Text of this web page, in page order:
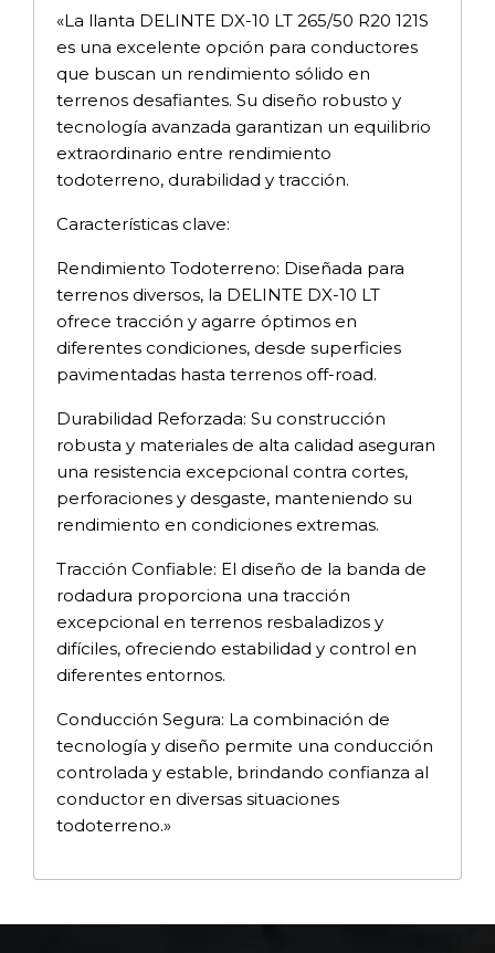
«La llanta DELINTE DX-10 LT 265/50 R20 121S
es una excelente opción para conductores
que buscan un rendimiento sólido en
terrenos desafiantes. Su diseño robusto y
tecnología avanzada garantizan un equilibrio
extraordinario entre rendimiento
todoterreno, durabilidad y tracción.
Características clave:
Rendimiento Todoterreno: Diseñada para
terrenos diversos, la DELINTE DX-10 LT
ofrece tracción y agarre óptimos en
diferentes condiciones, desde superficies
pavimentadas hasta terrenos off-road.
Durabilidad Reforzada: Su construcción
robusta y materiales de alta calidad aseguran
una resistencia excepcional contra cortes,
perforaciones y desgaste, manteniendo su
rendimiento en condiciones extremas.
Tracción Confiable: El diseño de la banda de
rodadura proporciona una tracción
excepcional en terrenos resbaladizos y
difíciles, ofreciendo estabilidad y control en
diferentes entornos.
Conducción Segura: La combinación de
tecnología y diseño permite una conducción
controlada y estable, brindando confianza al
conductor en diversas situaciones
todoterreno.»